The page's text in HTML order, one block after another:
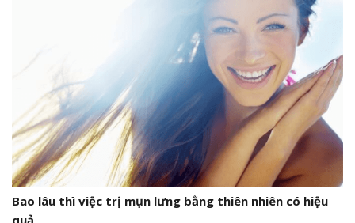
Bao lâu thì việc trị mụn lưng bằng thiên nhiên có hiệu